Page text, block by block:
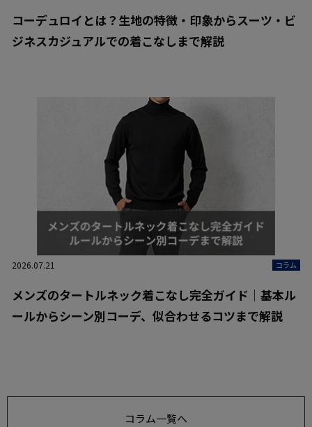
コーデュロイとは？生地の特徴・印象からスーツ・ビ
ジネスカジュアルでの着こなしまで解説
2026.07.21 コラム
メンズのタートルネック着こなし完全ガイド｜基本ル
ールからシーン別コーデ、似合わせるコツまで解説
コラム一覧へ